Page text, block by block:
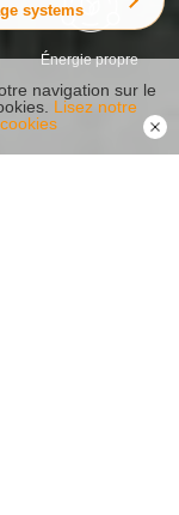
systems
navigation sur le
Lisez notre
Énergie propre